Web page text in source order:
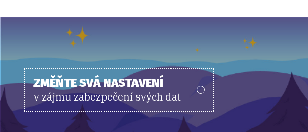
ZMĚŇTE SVÁ NASTAVENÍ
v zájmu zabezpečení svých dat